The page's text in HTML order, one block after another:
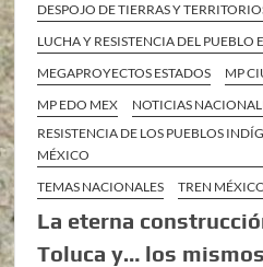
DESPOJO DE TIERRAS Y
LUCHA Y RESISTENCIA DEL PUEBLO
MEGAPROYECTOS ESTADOS
MP
MP EDO MEX
NOTICIAS
RESISTENCIA DE LOS PUEBLOS
MÉXICO
TEMAS NACIONALES
TREN
La eterna
Toluca y… los